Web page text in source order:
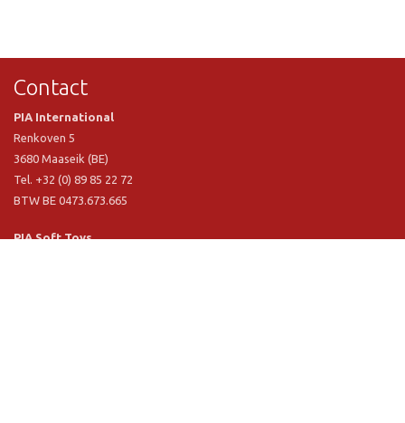
Contact
PIA International
Renkoven 5
3680 Maaseik (BE)
Tel. +32 (0) 89 85 22 72
BTW BE 0473.673.665
PIA Soft Toys